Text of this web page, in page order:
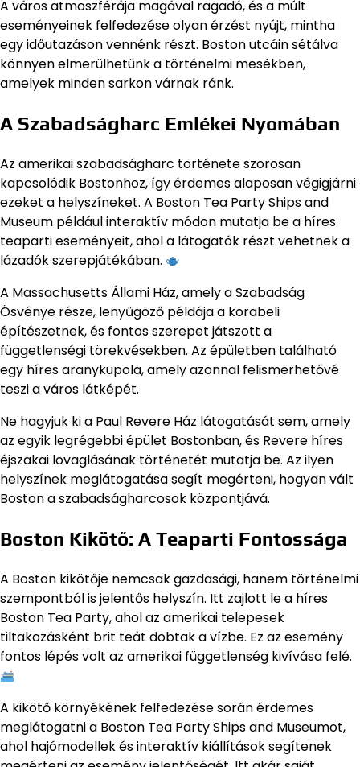
A város atmoszférája magával ragadó, és a múlt
eseményeinek felfedezése olyan érzést nyújt, mintha
egy időutazáson vennénk részt. Boston utcáin sétálva
könnyen elmerülhetünk a történelmi mesékben,
amelyek minden sarkon várnak ránk.
A Szabadságharc Emlékei Nyomában
Az amerikai szabadságharc története szorosan
kapcsolódik Bostonhoz, így érdemes alaposan végigjárni
ezeket a helyszíneket. A Boston Tea Party Ships and
Museum például interaktív módon mutatja be a híres
teaparti eseményeit, ahol a látogatók részt vehetnek a
lázadók szerepjátékában.
A Massachusetts Állami Ház, amely a Szabadság
Ösvénye része, lenyűgöző példája a korabeli
építészetnek, és fontos szerepet játszott a
függetlenségi törekvésekben. Az épületben található
egy híres aranykupola, amely azonnal felismerhetővé
teszi a város látképét.
Ne hagyjuk ki a Paul Revere Ház látogatását sem, amely
az egyik legrégebbi épület Bostonban, és Revere híres
éjszakai lovaglásának történetét mutatja be. Az ilyen
helyszínek meglátogatása segít megérteni, hogyan vált
Boston a szabadságharcosok központjává.
Boston Kikötő: A Teaparti Fontossága
A Boston kikötője nemcsak gazdasági, hanem történelmi
szempontból is jelentős helyszín. Itt zajlott le a híres
Boston Tea Party, ahol az amerikai telepesek
tiltakozásként brit teát dobtak a vízbe. Ez az esemény
fontos lépés volt az amerikai függetlenség kivívása felé.
A kikötő környékének felfedezése során érdemes
meglátogatni a Boston Tea Party Ships and Museumot,
ahol hajómodellek és interaktív kiállítások segítenek